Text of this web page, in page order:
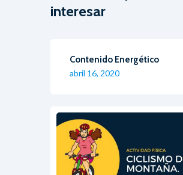
interesar
Contenido Energético
abril 16, 2020